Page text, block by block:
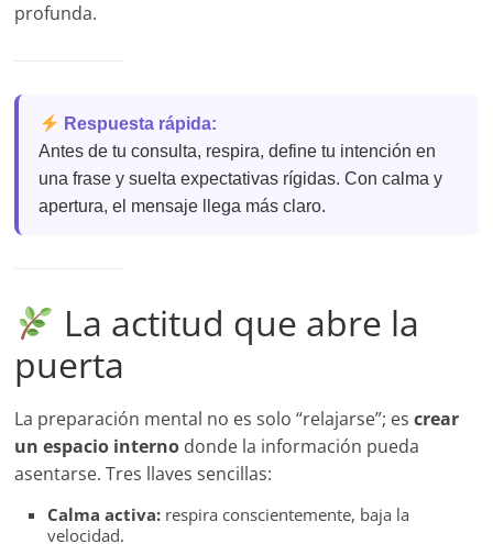
profunda.
Respuesta rápida:
Antes de tu consulta, respira, define tu intención en
una frase y suelta expectativas rígidas. Con calma y
apertura, el mensaje llega más claro.
La actitud que abre la
puerta
La preparación mental no es solo “relajarse”; escrear
un espacio interno donde la información pueda
asentarse. Tres llaves sencillas:
Calma activa: respira conscientemente, baja la
velocidad.